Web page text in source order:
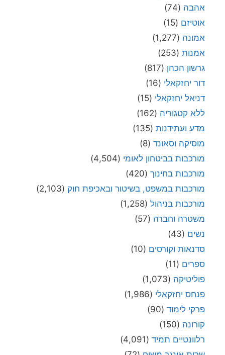
אהבה (74)
אוטיזם (15)
אמונה (1,277)
אמנות (253)
גרשון הכהן (817)
דור יחזקאלי (16)
דניאל יחזקאלי (15)
ללא קטגוריה (162)
מדע ועתידנות (135)
מוסיקה וסאונד (8)
מורכבות בביטחון לאומי (4,504)
מורכבות בחינוך (420)
מורכבות במשפט, בשיטור ובאכיפת חוק (2,103)
מורכבות בניהול (1,258)
משטרה וחברה (57)
נשים (43)
סדנאות וקורסים (10)
ספרים (11)
פוליטיקה (1,073)
פנחס יחזקאלי (1,986)
פרקי לימוד (90)
קורונה (150)
רלוונטיים תמיד (4,091)